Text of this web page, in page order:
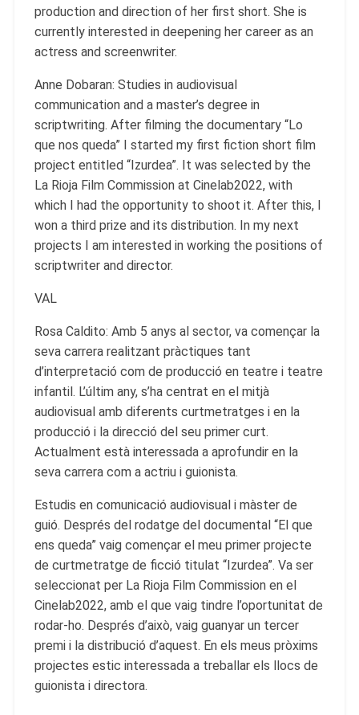
production and direction of her first short. She is
currently interested in deepening her career as an
actress and screenwriter.
Anne Dobaran: Studies in audiovisual
communication and a master’s degree in
scriptwriting. After filming the documentary “Lo
que nos queda” I started my first fiction short film
project entitled “Izurdea”. It was selected by the
La Rioja Film Commission at Cinelab2022, with
which I had the opportunity to shoot it. After this, I
won a third prize and its distribution. In my next
projects I am interested in working the positions of
scriptwriter and director.
VAL
Rosa Caldito: Amb 5 anys al sector, va començar la
seva carrera realitzant pràctiques tant
d’interpretació com de producció en teatre i teatre
infantil. L’últim any, s’ha centrat en el mitjà
audiovisual amb diferents curtmetratges i en la
producció i la direcció del seu primer curt.
Actualment està interessada a aprofundir en la
seva carrera com a actriu i guionista.
Estudis en comunicació audiovisual i màster de
guió. Després del rodatge del documental “El que
ens queda” vaig començar el meu primer projecte
de curtmetratge de ficció titulat “Izurdea”. Va ser
seleccionat per La Rioja Film Commission en el
Cinelab2022, amb el que vaig tindre l’oportunitat de
rodar-ho. Després d’això, vaig guanyar un tercer
premi i la distribució d’aquest. En els meus pròxims
projectes estic interessada a treballar els llocs de
guionista i directora.